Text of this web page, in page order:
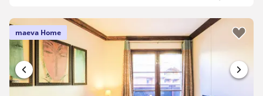
maeva Home